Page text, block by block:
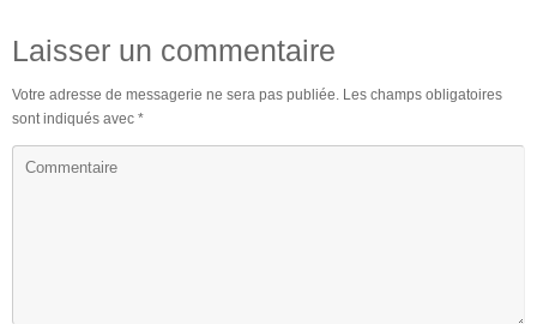
Laisser un commentaire
Votre adresse de messagerie ne sera pas publiée. Les champs obligatoires
sont indiqués avec *